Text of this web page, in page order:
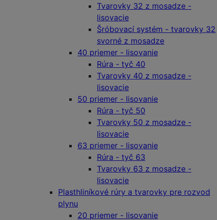
Tvarovky 32 z mosadze -
lisovacie
Šróbovací systém - tvarovky 32
svorné z mosadze
40 priemer - lisovanie
Rúra - tyč 40
Tvarovky 40 z mosadze -
lisovacie
50 priemer - lisovanie
Rúra - tyč 50
Tvarovky 50 z mosadze -
lisovacie
63 priemer - lisovanie
Rúra - tyč 63
Tvarovky 63 z mosadze -
lisovacie
Plasthliníkové rúry a tvarovky pre rozvod
plynu
20 priemer - lisovanie